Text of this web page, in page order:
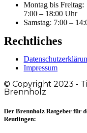
Montag bis Freitag:
7:00 – 18:00 Uhr
Samstag: 7:00 –
Rechtliches
Impressum
© Copyright 2023 -
Brennholz
Der Brennholz Ratgeber für
Reutlingen: